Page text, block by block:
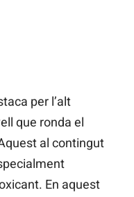
per l’alt
que ronda el
al contingut
En aquest